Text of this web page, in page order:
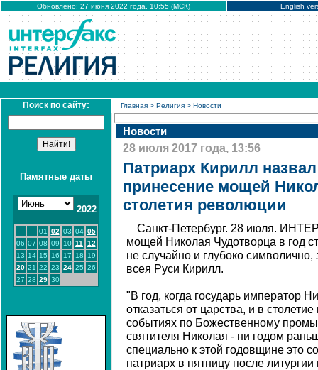
Обновлено: 27 июня 2022 года, 10:55 (МСК) English
Поиск по сайту:
Памятные даты
2022
01 02 03 04 05
06 07 08 09 10 11
12
13 14 15 16 17 18
19
20 21 22 23 24 25 26
27 28 29 30
Главная > Религия > Новости
Новости
28 июля 2017 года, 13:56
Патриарх Кирилл
принесение мощей
столетия революции
Санкт-Петербург. 28 июля.
мощей Николая Чудотворца в год
не случайно и глубоко
всея Руси Кирилл.
"В год, когда государь император
отказаться от царства, и в
событиях по Божественному
святителя Николая - ни годом
специально к этой годовщине это
патриарх в пятницу после